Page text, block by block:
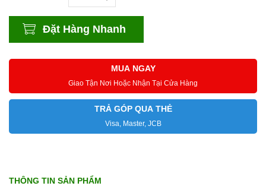
Đặt Hàng Nhanh
MUA NGAY
Giao Tận Nơi Hoặc Nhận Tại Cửa Hàng
TRẢ GÓP QUA THẺ
Visa, Master, JCB
THÔNG TIN SẢN PHẨM